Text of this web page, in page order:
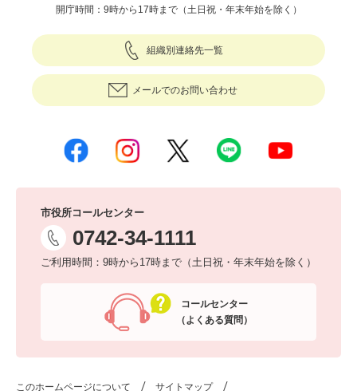
開庁時間：9時から17時まで（土日祝・年末年始を除く）
組織別連絡先一覧
メールでのお問い合わせ
市役所コールセンター
0742-34-1111
ご利用時間：9時から17時まで（土日祝・年末年始を除く）
コールセンター
（よくある質問）
このホームページについて サイトマップ